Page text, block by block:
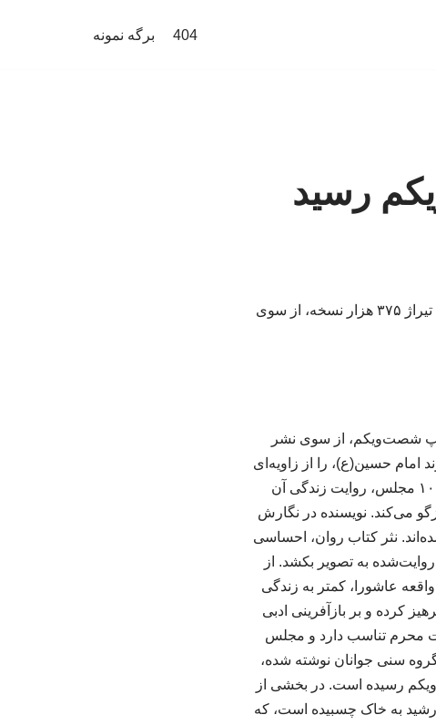
404 برگه نمونه
رسید
کتاب «پدر، عشق و پسر» نوشته سیدمهدی شجاعی با رسیدن به چاپ شصت‌ویکم و مجموع تیراژ ۳۷۵ هزار نسخه، از سوی
شصت‌ویکم، از سوی نشر
امام حسین(ع)، را از زاویه‌ای
متفاوت بازگو می‌کند. راوی کتاب «عقاب»، اسب حضرت علی‌اکبر(ع)، است که در قالب ۱۰ مجلس، روایت زندگی آن
می‌کند. نویسنده در نگارش
نثر کتاب روان، احساسی
به تصویر بکشد. از
عاشورا، کمتر به زندگی
کرده و بر بازآفرینی ادبی
شده که با دهه نخست محرم تناسب دارد و مجلس
سنی جوانان نوشته شده،
۳۷۵ هزار نسخه به چاپ شصت‌ویکم رسیده است. در بخشی از
به خاک چسبیده است، که